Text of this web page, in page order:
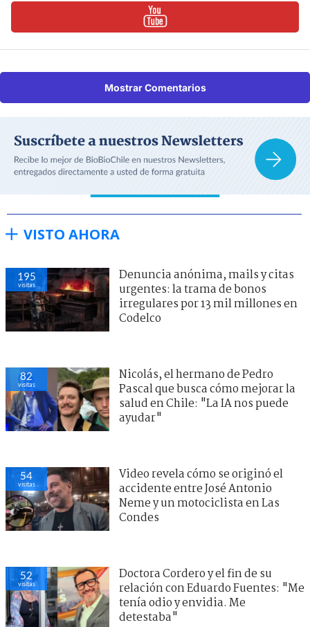
Mostrar Comentarios
VISTO AHORA
195
visitas
Denuncia anónima, mails y citas
urgentes: la trama de bonos
irregulares por 13 mil millones en
Codelco
82
visitas
Nicolás, el hermano de Pedro
Pascal que busca cómo mejorar la
salud en Chile: "La IA nos puede
ayudar"
54
visitas
Video revela cómo se originó el
accidente entre José Antonio
Neme y un motociclista en Las
Condes
52
visitas
Doctora Cordero y el fin de su
relación con Eduardo Fuentes: "Me
tenía odio y envidia. Me
detestaba"